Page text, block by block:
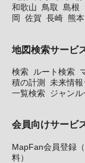
和歌山 鳥取 島根
岡
佐賀 長崎 熊本
地図検索サービ
検索 ルート検索
積の計測
未来情
一覧検索 ジャン
会員向けサービ
MapFan会員登録（
料）